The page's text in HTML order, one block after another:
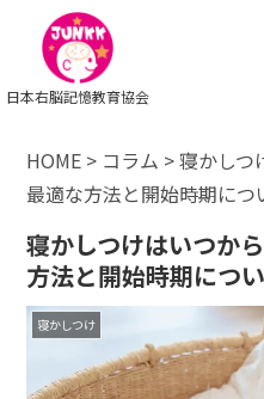
日本右脳記憶教育協会
HOME > コラム >寝かしつ
最適な方法と開始時期につ
寝かしつけはいつか
方法と開始時期につ
寝かしつけ